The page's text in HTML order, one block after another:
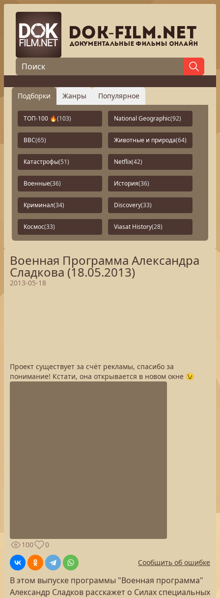
Подборки Жанры Популярное
ТОП-100 🔥(103) National Geographic(92)
BBC(65) Животные и природа(64)
Катастрофы(51) Netflix(42)
Военные(36) История(36)
Криминал(34) Discovery(33)
Космос(33) Viasat History(28)
Военная Программа Александра
Сладкова (18.05.2013)
2013-05-18
Проект существует за счёт рекламы, спасибо за
понимание! Кстати, она открывается в новом окне 😉
100
0
Сообщить об ошибке
В этом выпуске программы "Военная программа"
Александр Сладков расскажет о Силах специальных